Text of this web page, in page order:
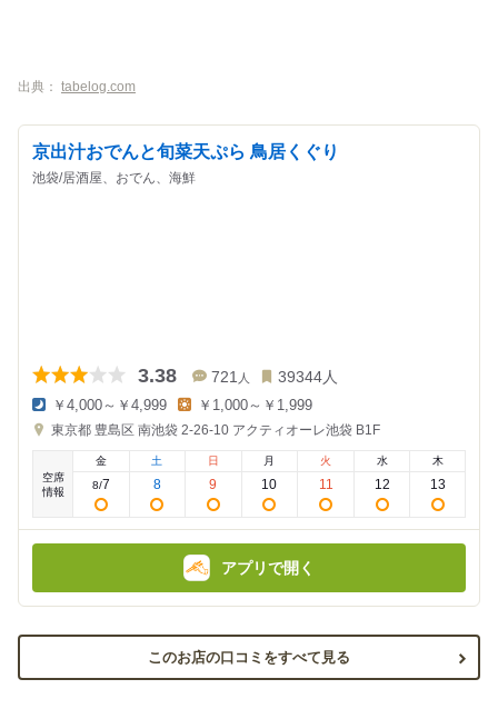
出典： tabelog.com
京出汁おでんと旬菜天ぷら 鳥居くぐり
池袋/居酒屋、おでん、海鮮
3.38 721 人 39344人
夜
の
額
￥4,000～￥4,999
昼
の
￥1,000～￥1,999
東京都 豊島区 南池袋 2-26-10 アクティオーレ池袋 B1F
空席
情報
金
8/7
土
8
日
9
月
10
火
11
水
12
木
13
アプリで開く
このお店の口コミをすべて見る